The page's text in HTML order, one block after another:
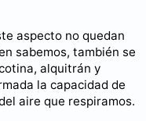
aspecto no quedan
sabemos, también se
alquitrán y
la capacidad de
aire que respiramos.